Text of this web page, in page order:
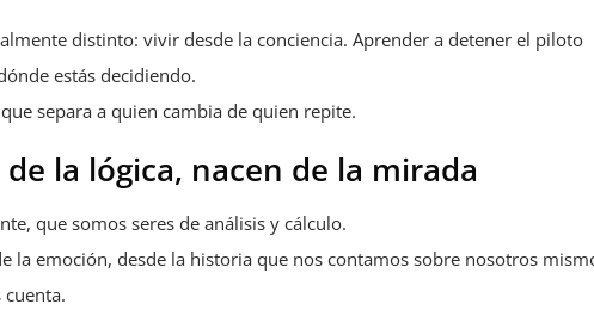
distinto: vivir desde la conciencia. Aprender a detener el piloto
estás decidiendo.
separa a quien cambia de quien repite.
la lógica, nacen de la mirada
que somos seres de análisis y cálculo.
la emoción, desde la historia que nos contamos sobre nosotros